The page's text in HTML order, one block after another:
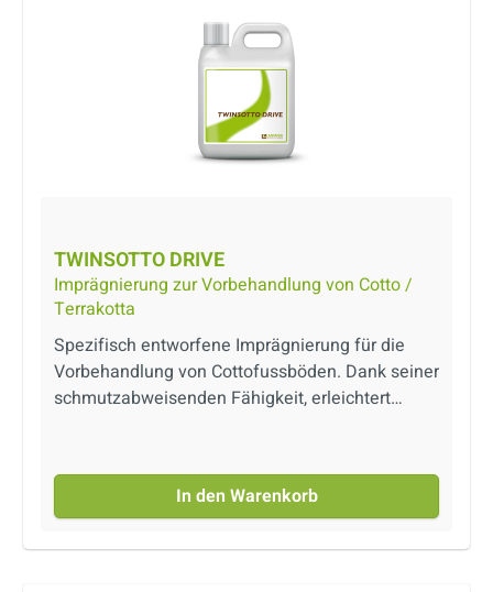
TWINSOTTO DRIVE
Imprägnierung zur Vorbehandlung von Cotto /
Terrakotta
Spezifisch entworfene Imprägnierung für die
Vorbehandlung von Cottofussböden. Dank seiner
schmutzabweisenden Fähigkeit, erleichtert
Mörtel).Produkt auf Wasserbasis.
In den Warenkorb